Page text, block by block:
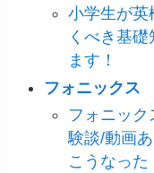
小学生が英
くべき基
ます！
フォニックス
フォニッ
験談/動画
こうなった